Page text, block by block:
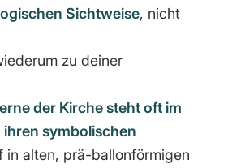
Sichtweise, nicht
zu deiner
der Kirche steht oft im
symbolischen
in alten, prä-ballonförmigen